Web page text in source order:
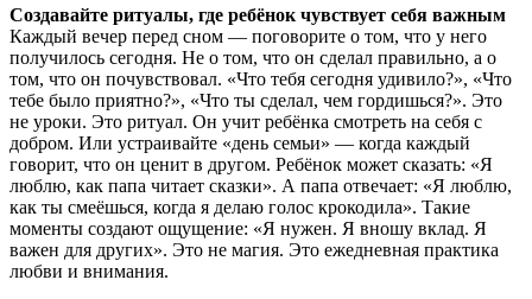
Создавайте ритуалы, где ребёнок чувствует себя важным
Каждый вечер перед сном — поговорите о том, что у него
получилось сегодня. Не о том, что он сделал правильно, а о
том, что он почувствовал. «Что тебя сегодня удивило?», «Что
тебе было приятно?», «Что ты сделал, чем гордишься?». Это
не уроки. Это ритуал. Он учит ребёнка смотреть на себя с
добром. Или устраивайте «день семьи» — когда каждый
говорит, что он ценит в другом. Ребёнок может сказать: «Я
люблю, как папа читает сказки». А папа отвечает: «Я люблю,
как ты смеёшься, когда я делаю голос крокодила». Такие
моменты создают ощущение: «Я нужен. Я вношу вклад. Я
важен для других». Это не магия. Это ежедневная практика
любви и внимания.